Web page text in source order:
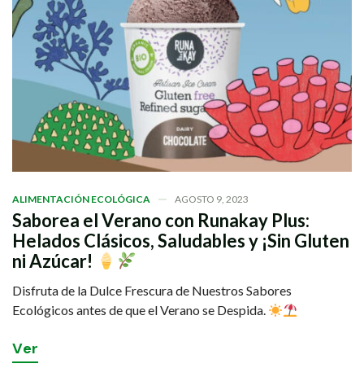
ALIMENTACIÓN ECOLÓGICA AGOSTO 9, 2023
Saborea el Verano con Runakay Plus:
Helados Clásicos, Saludables y ¡Sin Gluten
ni Azúcar!
Disfruta de la Dulce Frescura de Nuestros Sabores
Ecológicos antes de que el Verano se Despida.
Ver